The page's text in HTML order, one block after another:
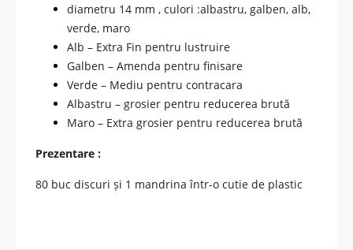
diametru 14 mm , culori :albastru, galben, alb,
verde, maro
Alb – Extra Fin pentru lustruire
Galben – Amenda pentru finisare
Verde – Mediu pentru contracara
Albastru – grosier pentru reducerea brută
Maro – Extra grosier pentru reducerea brută
Prezentare :
80 buc discuri și 1 mandrina într-o cutie de plastic